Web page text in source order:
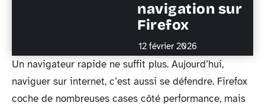
navigation sur
Firefox
12 février 2026
Un navigateur rapide ne suffit plus. Aujourd’hui,
naviguer sur internet, c’est aussi se défendre. Firefox
coche de nombreuses cases côté performance, mais